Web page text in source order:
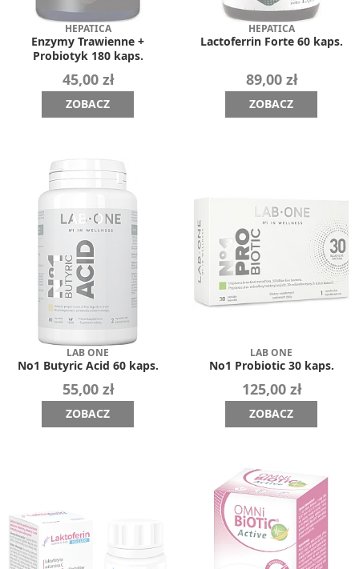
HEPATICA
Enzymy Trawienne +
Probiotyk 180 kaps.
45,00 zł
ZOBACZ
HEPATICA
Lactoferrin Forte 60 kaps.
89,00 zł
ZOBACZ
LAB ONE
No1 Butyric Acid 60 kaps.
55,00 zł
ZOBACZ
LAB ONE
No1 Probiotic 30 kaps.
125,00 zł
ZOBACZ